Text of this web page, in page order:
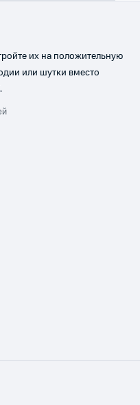
их на положительную
или шутки вместо